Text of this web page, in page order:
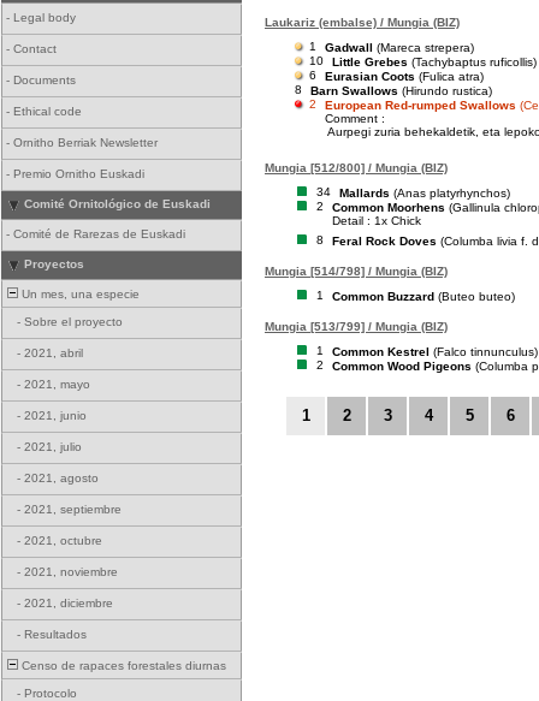
- Legal body
- Contact
- Documents
- Ethical code
- Ornitho Berriak Newsletter
- Premio Ornitho Euskadi
Comité Ornitológico de Euskadi
- Comité de Rarezas de Euskadi
Proyectos
Un mes, una especie
- Sobre el proyecto
- 2021, abril
- 2021, mayo
- 2021, junio
- 2021, julio
- 2021, agosto
- 2021, septiembre
- 2021, octubre
- 2021, noviembre
- 2021, diciembre
- Resultados
Censo de rapaces forestales diurnas
- Protocolo
Laukariz (embalse) / Mungia (BIZ)
1
Gadwall (Mareca strepera)
10
Little Grebes (Tachybaptus ruficollis)
6
Eurasian Coots (Fulica atra)
8
Barn Swallows (Hirundo rustica)
2
European Red-rumped Swallows
Comment :
Aurpegi zuria behekaldetik, eta
Mungia [512/800] / Mungia (BIZ)
34
Mallards (Anas platyrhynchos)
2
Common Moorhens (Gallinula
Detail : 1x Chick
8
Feral Rock Doves (Columba livia f.
Mungia [514/798] / Mungia (BIZ)
1
Common Buzzard (Buteo buteo)
Mungia [513/799] / Mungia (BIZ)
1
Common Kestrel (Falco tinnunculus)
2
Common Wood Pigeons (Columba
1 2 3 4 5 6